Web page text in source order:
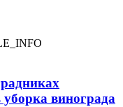
винограда